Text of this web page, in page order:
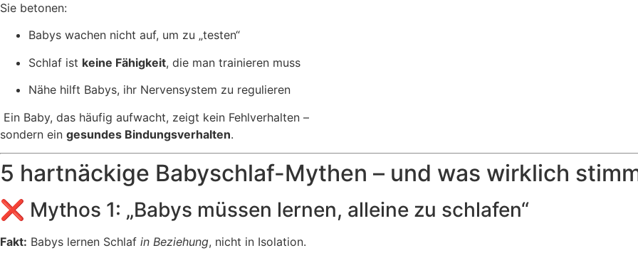
Sie betonen:
Babys wachen nicht auf, um zu „testen“
Schlaf ist keine Fähigkeit, die man trainieren muss
Nähe hilft Babys, ihr Nervensystem zu regulieren
Ein Baby, das häufig aufwacht, zeigt kein Fehlverhalten –
sondern ein gesundes Bindungsverhalten.
5 hartnäckige Babyschlaf-Mythen – und was wirklich
❌ Mythos 1: „Babys müssen lernen, alleine zu schlafen“
Fakt: Babys lernen Schlaf in Beziehung, nicht in Isolation.